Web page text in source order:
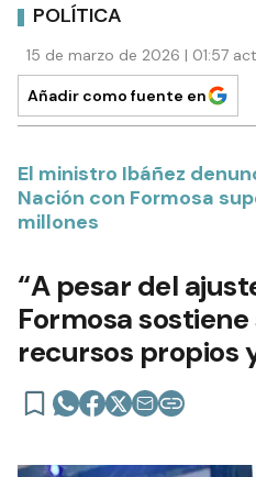
POLÍTICA
15 de marzo de 2026 | 01:57
Añadir como fuente en
El ministro Ibáñez
Nación con Formosa
millones
“A pesar del
Formosa
recursos propios